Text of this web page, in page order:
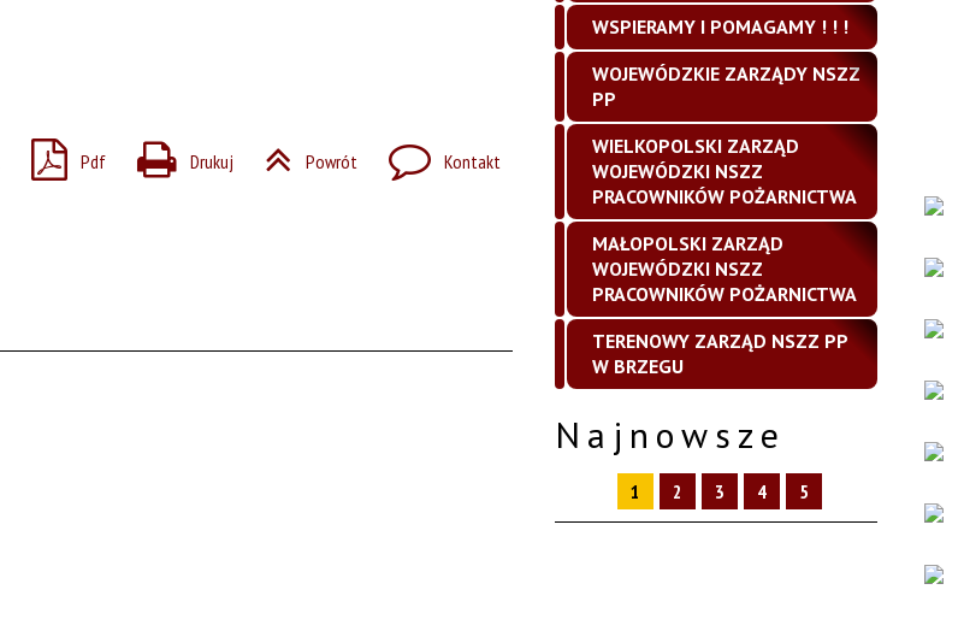
Pdf Drukuj Powrót Kontakt
WSPIERAMY I POMAGAMY ! ! !
WOJEWÓDZKIE ZARZĄDY NSZZ
PP
WIELKOPOLSKI ZARZĄD
WOJEWÓDZKI NSZZ
PRACOWNIKÓW POŻARNICTWA
MAŁOPOLSKI ZARZĄD
WOJEWÓDZKI NSZZ
PRACOWNIKÓW POŻARNICTWA
TERENOWY ZARZĄD NSZZ PP
W BRZEGU
Najnowsze
1 2 3 4 5